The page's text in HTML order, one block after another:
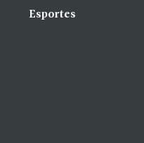
Esportes